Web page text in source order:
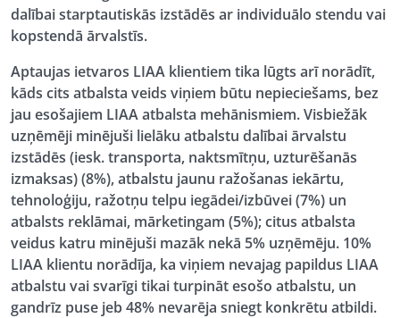
dalībai starptautiskās izstādēs ar individuālo stendu vai
kopstendā ārvalstīs.
Aptaujas ietvaros LIAA klientiem tika lūgts arī norādīt,
kāds cits atbalsta veids viņiem būtu nepieciešams, bez
jau esošajiem LIAA atbalsta mehānismiem. Visbiežāk
uzņēmēji minējuši lielāku atbalstu dalībai ārvalstu
izstādēs (iesk. transporta, naktsmītņu, uzturēšanās
izmaksas) (8%), atbalstu jaunu ražošanas iekārtu,
tehnoloģiju, ražotņu telpu iegādei/izbūvei (7%) un
atbalsts reklāmai, mārketingam (5%); citus atbalsta
veidus katru minējuši mazāk nekā 5% uzņēmēju. 10%
LIAA klientu norādīja, ka viņiem nevajag papildus LIAA
atbalstu vai svarīgi tikai turpināt esošo atbalstu, un
gandrīz puse jeb 48% nevarēja sniegt konkrētu atbildi.